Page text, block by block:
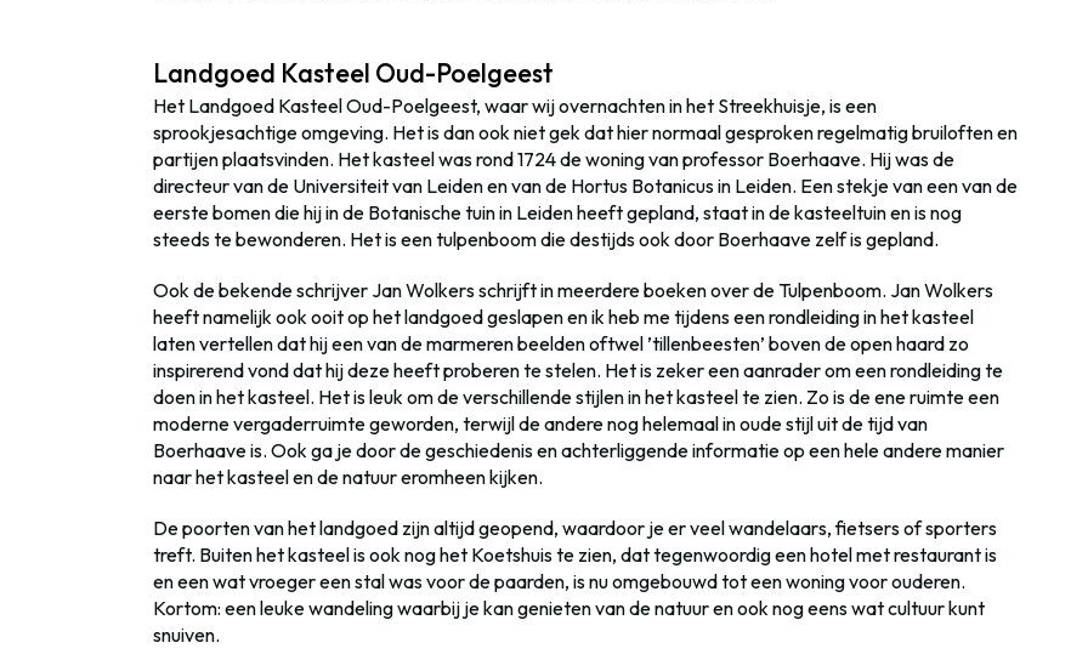
Landgoed Kasteel Oud-Poelgeest
Het Landgoed Kasteel Oud-Poelgeest, waar wij overnachten in het Streekhuisje, is een
sprookjesachtige omgeving. Het is dan ook niet gek dat hier normaal gesproken regelmatig bruiloften en
partijen plaatsvinden. Het kasteel was rond 1724 de woning van professor Boerhaave. Hij was de
directeur van de Universiteit van Leiden en van de Hortus Botanicus in Leiden. Een stekje van een van de
eerste bomen die hij in de Botanische tuin in Leiden heeft gepland, staat in de kasteeltuin en is nog
steeds te bewonderen. Het is een tulpenboom die destijds ook door Boerhaave zelf is gepland.
Ook de bekende schrijver Jan Wolkers schrijft in meerdere boeken over de Tulpenboom. Jan Wolkers
heeft namelijk ook ooit op het landgoed geslapen en ik heb me tijdens een rondleiding in het kasteel
laten vertellen dat hij een van de marmeren beelden oftwel ’tillenbeesten’ boven de open haard zo
inspirerend vond dat hij deze heeft proberen te stelen. Het is zeker een aanrader om een rondleiding te
doen in het kasteel. Het is leuk om de verschillende stijlen in het kasteel te zien. Zo is de ene ruimte een
moderne vergaderruimte geworden, terwijl de andere nog helemaal in oude stijl uit de tijd van
Boerhaave is. Ook ga je door de geschiedenis en achterliggende informatie op een hele andere manier
naar het kasteel en de natuur eromheen kijken.
De poorten van het landgoed zijn altijd geopend, waardoor je er veel wandelaars, fietsers of sporters
treft. Buiten het kasteel is ook nog het Koetshuis te zien, dat tegenwoordig een hotel met restaurant is
en een wat vroeger een stal was voor de paarden, is nu omgebouwd tot een woning voor ouderen.
Kortom: een leuke wandeling waarbij je kan genieten van de natuur en ook nog eens wat cultuur kunt
snuiven.